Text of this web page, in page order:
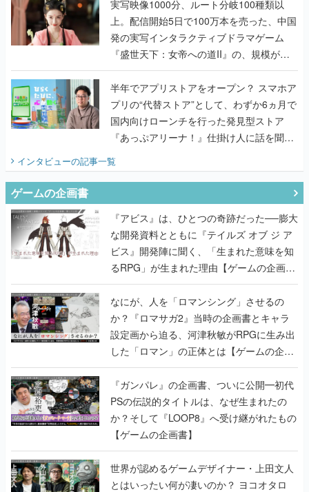
んだレジェンド2人に訊く開発秘話
実写映像1000分、ルート分岐100種類以
上。配信開始5日で100万本を売った、中国
発の実写インタラクティブドラマゲーム
『盛世天下：女帝への道II』の、規模が違
うこだわりをプロデューサーに聞いた
半年でアプリストアをオープン？ スマホア
プリの“代替ストア”として、わずか6ヵ月で
国内向けローンチを行った発見型ストア
『あっぷアリーナ！』仕掛け人に話を聞い
インタビューの記事一覧
ゲームの企画書
『アビス』は、ひとつの奇跡だった──膨大
な開発資料とともに『テイルズ オブ ジ ア
ビス』開発陣に聞く、「生まれた意味を知
るRPG」が生まれた理由【ゲームの企画
書】
なにが、人を「ロマンシング」させるの
か？『ロマサガ2』当時の企画書とキャラ
設定画から迫る、河津秋敏がRPGに生み出
した「ロマン」の正体とは【ゲームの企画
書】
『ガンパレ』の企画書、ついに公開━初代
PSの伝説的タイトルは、なぜ生まれたの
か？そして『LOOP8』へ受け継がれたもの
【ゲームの企画書】
世界が認めるゲームデザイナー・上田文人
とはいったい何が凄いのか？ ヨコオタロ